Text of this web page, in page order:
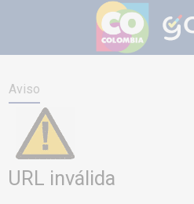
Aviso
URL inválida